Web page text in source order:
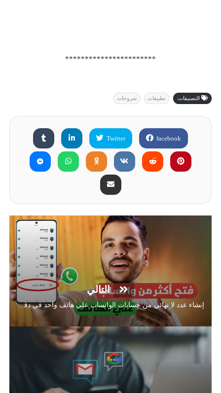
***********************
التصنيفات: تطبيقات شروحات
facebook
Twitter
التالي
إنشاء عدد لا نهائي من حسابات الواتساب علي هاتف واحد في دقيقه واحده | Mr Robot 180